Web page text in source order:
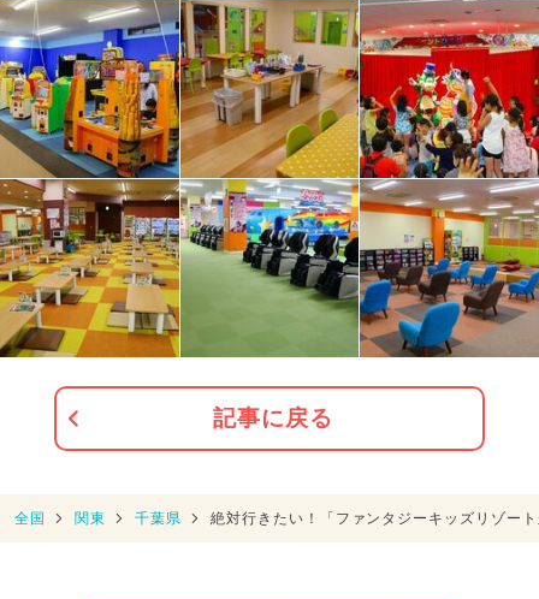
記事に戻る
全国 関東 千葉県 絶対行きたい！「ファンタジーキッズリゾー